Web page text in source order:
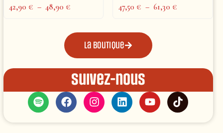
42,90€ – 48,90€ 47,50€ – 61,30€
La boutique
Suivez-nous